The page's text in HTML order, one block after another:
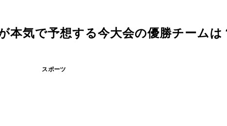
本気で予想する今大会の優勝チームは
スポーツ